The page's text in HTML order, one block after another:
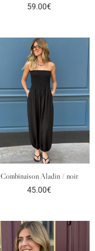
59.00€
Combinaison Aladin / noir
45.00€